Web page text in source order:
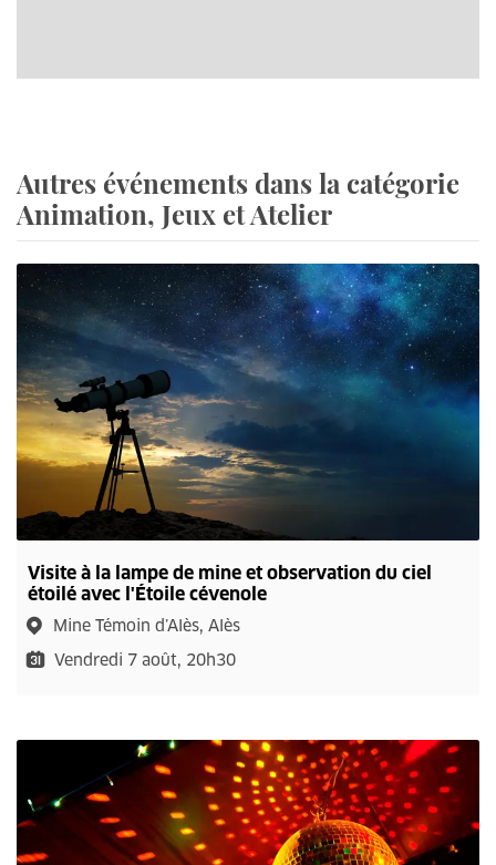
Autres événements dans la catégorie
Animation, Jeux et Atelier
Visite à la lampe de mine et observation du ciel
étoilé avec l'Étoile cévenole
Mine Témoin d’Alès, Alès
Vendredi 7 août, 20h30